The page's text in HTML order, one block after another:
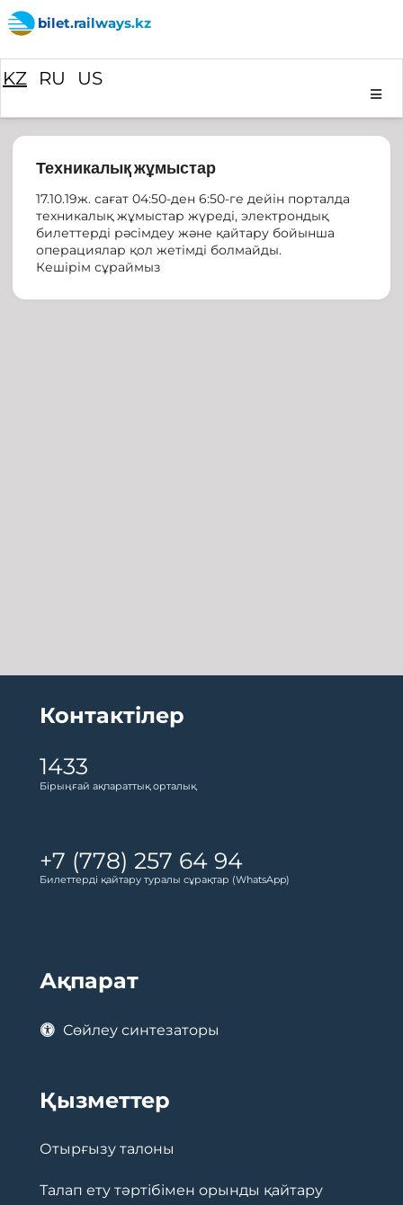
bilet.railways.kz
KZ RU US
Техникалық жұмыстар
17.10.19ж. сағат 04:50-ден 6:50-ге дейін порталда
техникалық жұмыстар жүреді, электрондық
билеттерді рәсімдеу және қайтару бойынша
операциялар қол жетімді болмайды.
Кешірім сұраймыз
Контактілер
1433
Бірыңғай ақпараттық орталық
+7 (778) 257 64 94
Билеттерді қайтару туралы сұрақтар (WhatsApp)
Ақпарат
Сөйлеу синтезаторы
Қызметтер
Отырғызу талоны
Талап ету тәртібімен орынды қайтару